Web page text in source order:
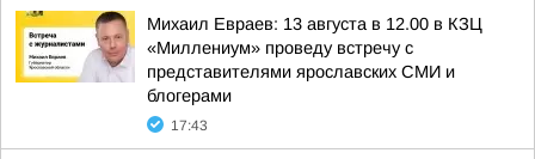
Михаил Евраев: 13 августа в 12.00 в КЗЦ
«Миллениум» проведу встречу с
представителями ярославских СМИ и
блогерами
17:43